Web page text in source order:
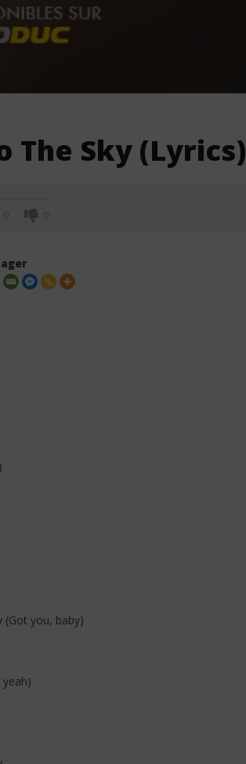
The Sky (Lyrics)
0
(Lyrics /
(Got you, baby)